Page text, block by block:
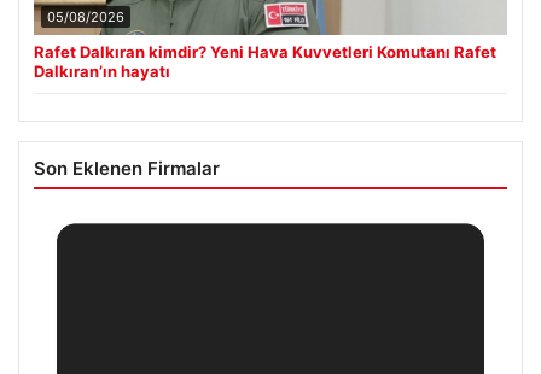
05/08/2026
Rafet Dalkıran kimdir? Yeni Hava Kuvvetleri Komutanı Rafet
Dalkıran’ın hayatı
Son Eklenen Firmalar